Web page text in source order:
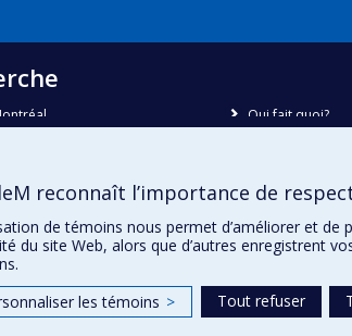
Qui fait quoi?
Plan du site
Accessibilité
reconnaît l’importance de
de témoins nous permet d’améliorer et
du site Web, alors que d’autres enregistrent
les témoins > Tout refuser